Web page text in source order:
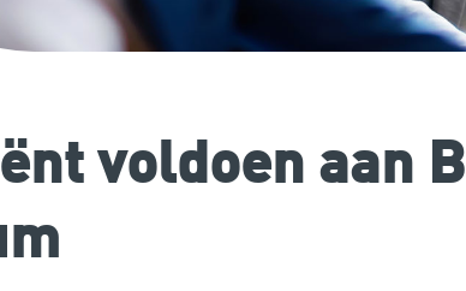
voldoen aan